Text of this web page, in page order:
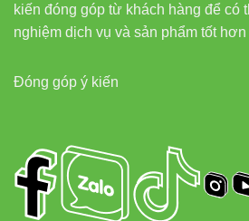
kiến đóng góp từ khách hàng để có
nghiệm dịch vụ và sản phẩm tốt
Đóng góp ý kiến